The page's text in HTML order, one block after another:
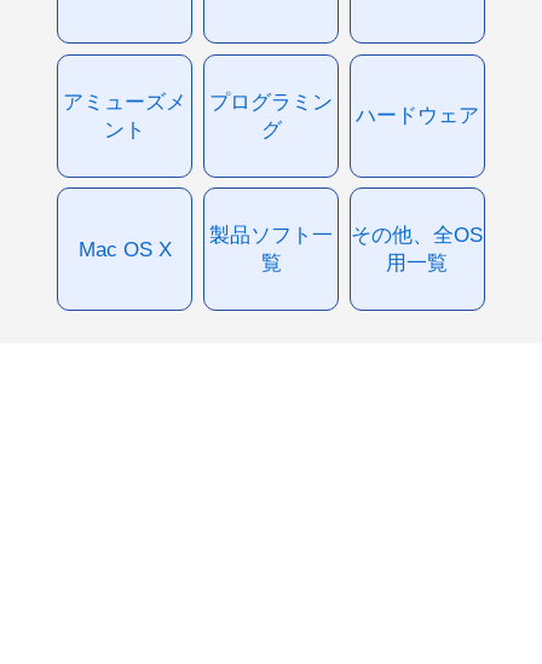
アミューズメ
ント
プログラミン
グ
ハードウェア
Mac OS X
製品ソフト一
覧
その他、全OS
用一覧